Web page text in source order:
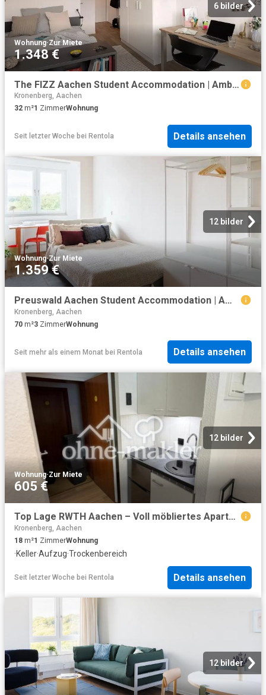
6 bilder
Wohnung·Zur Miete
1.348 €
The FIZZ Aachen Student Accommodation | Amber
Kronenberg, Aachen
32 m²1 ZimmerWohnung
Seit letzter Woche bei Rentola Details ansehen
12 bilder
Wohnung·Zur Miete
1.359 €
Preuswald Aachen Student Accommodation | Amber
Kronenberg, Aachen
70 m²3 ZimmerWohnung
Seit mehr als einem Monat bei Rentola Details ansehen
12 bilder
Wohnung·Zur Miete
605 €
Top Lage RWTH Aachen – Voll möbliertes Apartment mit neuer Ausstattung frisch saniert!
Kronenberg, Aachen
18 m²1 ZimmerWohnung
·Keller·Aufzug·Trockenbereich
Seit letzter Woche bei Rentola Details ansehen
12 bilder